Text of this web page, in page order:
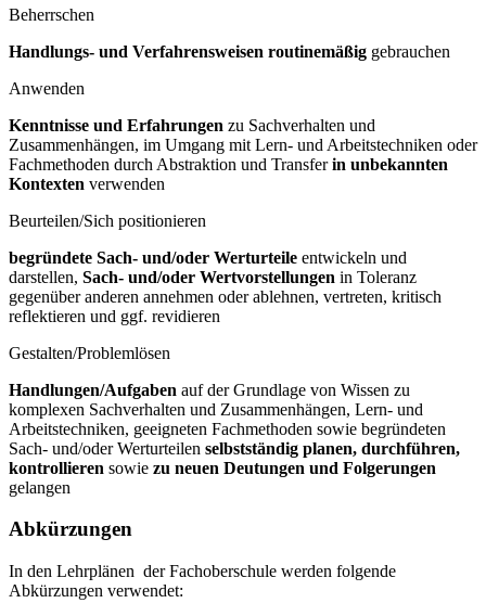
Beherrschen
Handlungs- und Verfahrensweisen routinemäßig gebrauchen
Anwenden
Kenntnisse und Erfahrungen zu Sachverhalten und
Zusammenhängen, im Umgang mit Lern- und Arbeitstechniken oder
Fachmethoden durch Abstraktion und Transferin unbekannten
Kontexten verwenden
Beurteilen/Sich positionieren
begründete Sach- und/oder Werturteile entwickeln und
darstellen, Sach- und/oder Wertvorstellungen in Toleranz
gegenüber anderen annehmen oder ablehnen, vertreten, kritisch
reflektieren und ggf. revidieren
Gestalten/Problemlösen
Handlungen/Aufgaben auf der Grundlage von Wissen zu
komplexen Sachverhalten und Zusammenhängen, Lern- und
Arbeitstechniken, geeigneten Fachmethoden sowie begründeten
Sach- und/oder Werturteilen selbstständig planen, durchführen,
kontrollieren sowie zu neuen Deutungen und Folgerungen
gelangen
Abkürzungen
In den Lehrplänen der Fachoberschule werden folgende
Abkürzungen verwendet: